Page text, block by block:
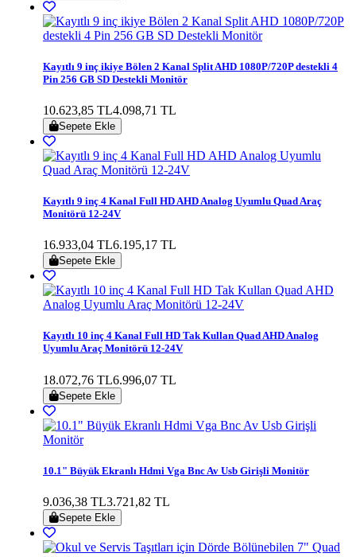
Kayıtlı 9 inç ikiye Bölen 2 Kanal Split AHD 1080P/720P destekli 4
Pin 256 GB SD Destekli Monitör
10.623,85 TL4.098,71 TL
Sepete Ekle
Kayıtlı 9 inç 4 Kanal Full HD AHD Analog Uyumlu Quad Araç
Monitörü 12-24V
16.933,04 TL6.195,17 TL
Sepete Ekle
Kayıtlı 10 inç 4 Kanal Full HD Tak Kullan Quad AHD Analog
Uyumlu Araç Monitörü 12-24V
18.072,76 TL6.996,07 TL
Sepete Ekle
10.1" Büyük Ekranlı Hdmi Vga Bnc Av Usb Girişli Monitör
9.036,38 TL3.721,82 TL
Sepete Ekle